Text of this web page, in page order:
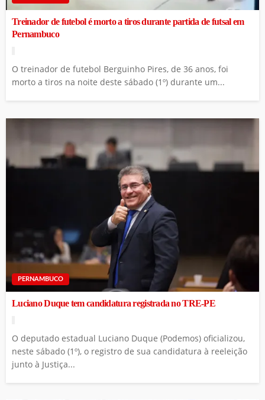
Treinador de futebol é morto a tiros durante partida de futsal em
Pernambuco
O treinador de futebol Berguinho Pires, de 36 anos, foi
morto a tiros na noite deste sábado (1º) durante um...
PERNAMBUCO
Luciano Duque tem candidatura registrada no TRE-PE
O deputado estadual Luciano Duque (Podemos) oficializou,
neste sábado (1º), o registro de sua candidatura à reeleição
junto à Justiça...